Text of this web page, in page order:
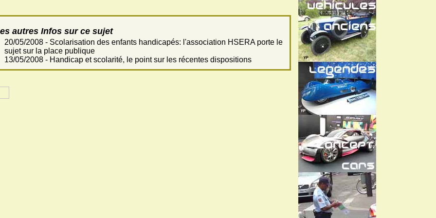
autres Infos sur ce sujet
20/05/2008 - Scolarisation des enfants handicapés: l'association HSERA porte le
sujet sur la place publique
13/05/2008 - Handicap et scolarité, le point sur les récentes dispositions